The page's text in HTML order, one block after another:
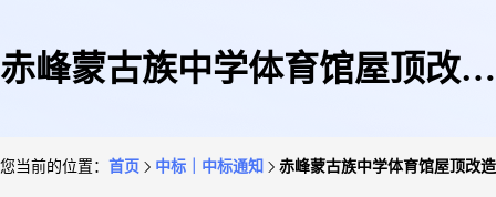
赤峰蒙古族中学体育馆屋顶改造
您当前的位置： 首页 中标｜中标通知 赤峰蒙古族中学体育馆屋顶改